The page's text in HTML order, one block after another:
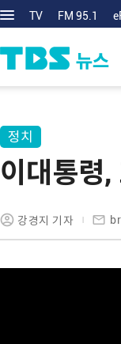
TV FM 95.1
정치
이대통령
강경지 기자